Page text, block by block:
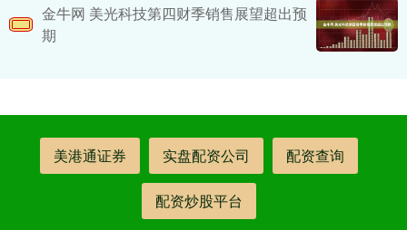
金牛网 美光科技第四财季销售展望超出预
期
美港通证券 实盘配资公司 配资查询
配资炒股平台